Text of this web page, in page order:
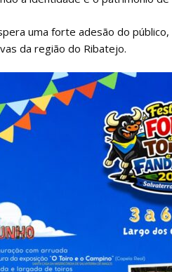
uma forte adesão do
da região do Ribatejo.